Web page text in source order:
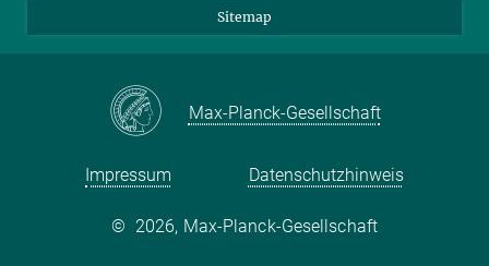
Sitemap
Max-Planck-Gesellschaft
Impressum Datenschutzhinweis
© 2026, Max-Planck-Gesellschaft